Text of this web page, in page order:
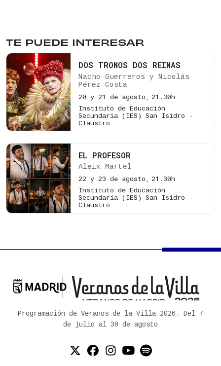
TE PUEDE INTERESAR
DOS TRONOS DOS REINAS
Nacho Guerreros y Nicolás
Pérez Costa
20 y 21 de agosto, 21.30h
Instituto de Educación
Secundaria (IES) San Isidro -
Claustro
EL PROFESOR
Aleix Martel
22 y 23 de agosto, 21.30h
Instituto de Educación
Secundaria (IES) San Isidro -
Claustro

Ayuntamiento de Madrid
Programación de Veranos de la Villa 2026. Del 7
de julio al 30 de agosto
Twitter (X)
Facebook
Instagram
YouTube
Spotify